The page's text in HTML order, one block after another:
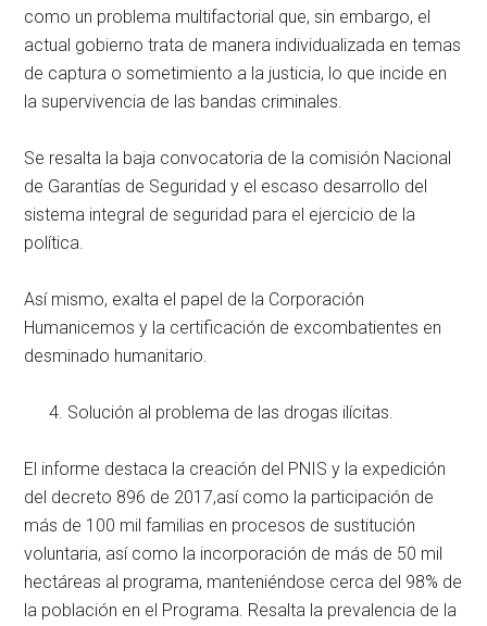
como un problema multifactorial que, sin embargo, el
actual gobierno trata de manera individualizada en temas
de captura o sometimiento a la justicia, lo que incide en
la supervivencia de las bandas criminales.
Se resalta la baja convocatoria de la comisión Nacional
de Garantías de Seguridad y el escaso desarrollo del
sistema integral de seguridad para el ejercicio de la
política.
Así mismo, exalta el papel de la Corporación
Humanicemos y la certificación de excombatientes en
desminado humanitario.
Solución al problema de las drogas ilícitas.
El informe destaca la creación del PNIS y la expedición
del decreto 896 de 2017,así como la participación de
más de 100 mil familias en procesos de sustitución
voluntaria, así como la incorporación de más de 50 mil
hectáreas al programa, manteniéndose cerca del 98% de
la población en el Programa. Resalta la prevalencia de la